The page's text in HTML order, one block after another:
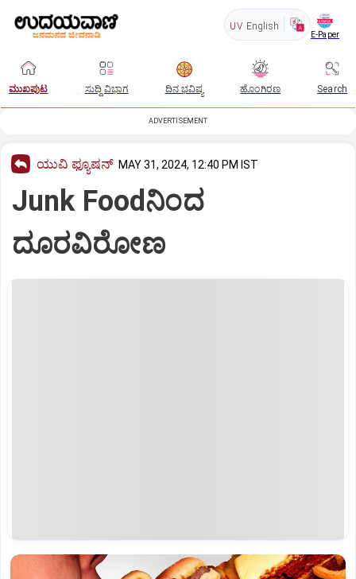
UV English
E-Paper
ಮುಖಪುಟ ಸುದ್ದಿ ವಿಭಾಗ ದಿನ ಭವಿಷ್ಯ ಹೊಂಗಿರಣ Search
ADVERTISEMENT
ಯುವಿ ಫ್ಯೂಷನ್ MAY 31, 2024, 12:40 PM IST
Junk Foodನಿಂದ
ದೂರವಿರೋಣ